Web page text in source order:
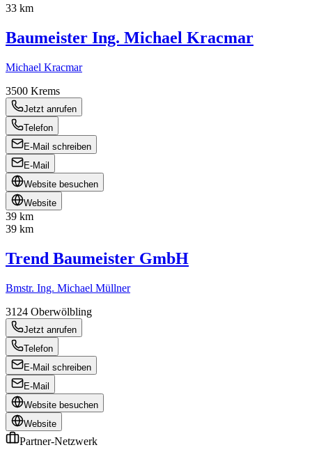
33 km
Baumeister Ing. Michael Kracmar
Michael Kracmar
3500 Krems
Jetzt anrufen
Telefon
E-Mail schreiben
E-Mail
Website besuchen
Website
39 km
39 km
Trend Baumeister GmbH
Bmstr. Ing. Michael Müllner
3124 Oberwölbling
Jetzt anrufen
Telefon
E-Mail schreiben
E-Mail
Website besuchen
Website
Partner-Netzwerk